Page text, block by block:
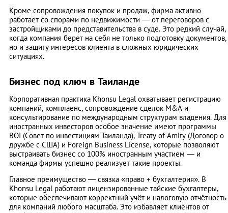
Кроме сопровождения покупок и продаж, фирма активно
работает со спорами по недвижимости — от переговоров с
застройщиками до представительства в суде. Это редкий случай,
когда компания берет на себя не только подготовку документов,
но и защиту интересов клиента в сложных юридических
ситуациях.
Бизнес под ключ в Таиланде
Корпоративная практика Khonsu Legal охватывает регистрацию
компаний, комплаенс, сопровождение сделок M&A и
консультирование по международным структурам владения. Для
иностранных инвесторов особое значение имеют программы
BOI (Совет по инвестициям Таиланда), Treaty of Amity (Договор о
дружбе с США) и Foreign Business License, которые позволяют
выстраивать бизнес со 100% иностранным участием — и
команда фирмы успешно реализует такие проекты.
Главное преимущество — связка «право + бухгалтерия». В
Khonsu Legal работают лицензированные тайские бухгалтеры,
которые обеспечивают корректный учёт и налоговую отчётность
для компаний любого масштаба. Это избавляет клиентов от